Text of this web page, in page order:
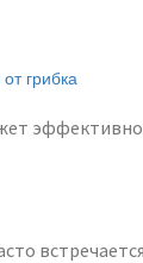
грибка